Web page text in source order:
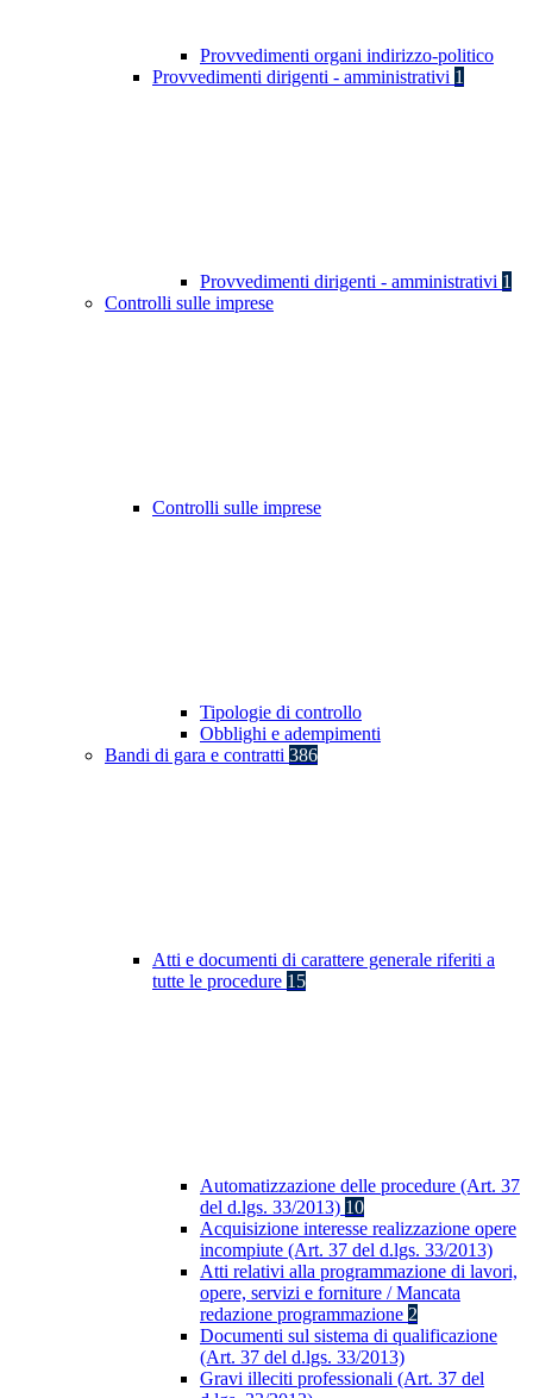
Provvedimenti organi indirizzo-politico
Provvedimenti dirigenti - amministrativi 1
Provvedimenti dirigenti - amministrativi 1
Controlli sulle imprese
Controlli sulle imprese
Tipologie di controllo
Obblighi e adempimenti
Bandi di gara e contratti 386
Atti e documenti di carattere generale riferiti a
tutte le procedure 15
Automatizzazione delle procedure (Art. 37
del d.lgs. 33/2013) 10
Acquisizione interesse realizzazione opere
incompiute (Art. 37 del d.lgs. 33/2013)
Atti relativi alla programmazione di lavori,
opere, servizi e forniture / Mancata
redazione programmazione 2
Documenti sul sistema di qualificazione
(Art. 37 del d.lgs. 33/2013)
Gravi illeciti professionali (Art. 37 del